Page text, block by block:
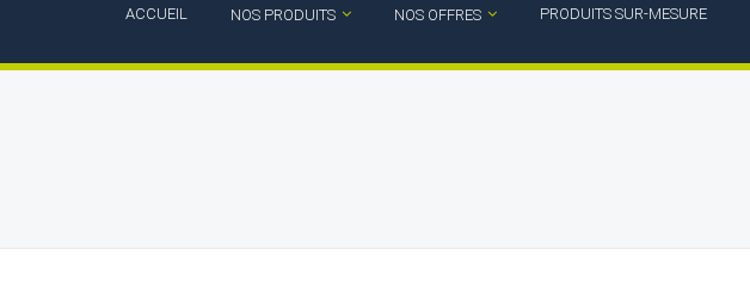
ACCUEIL NOS PRODUITS NOS OFFRES PRODUITS SUR-MESURE